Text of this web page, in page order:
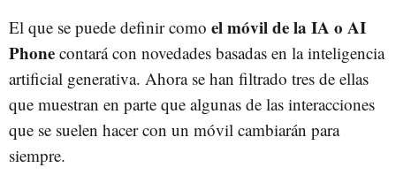
El que se puede definir como el móvil de la IA o AI
Phone contará con novedades basadas en la inteligencia
artificial generativa. Ahora se han filtrado tres de ellas
que muestran en parte que algunas de las interacciones
que se suelen hacer con un móvil cambiarán para
siempre.